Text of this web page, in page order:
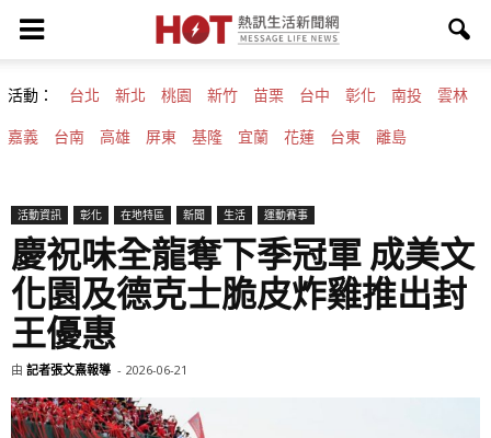
活動： 台北 新北 桃園 新竹 苗栗 台中 彰化 南投 雲林
嘉義 台南 高雄 屏東 基隆 宜蘭 花蓮 台東 離島
活動資訊 彰化 在地特區 新聞 生活 運動賽事
慶祝味全龍奪下季冠軍 成美文
化園及德克士脆皮炸雞推出封
王優惠
由 記者張文熹報導 - 2026-06-21